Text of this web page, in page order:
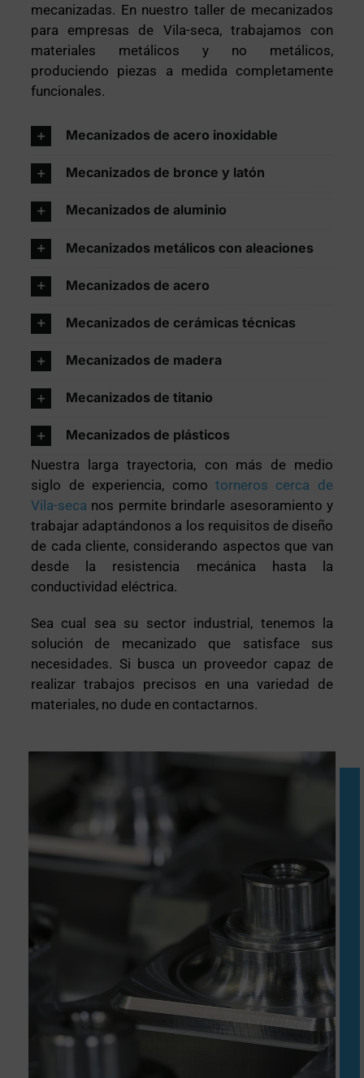
mecanizadas. En nuestro taller de mecanizados
para empresas de Vila-seca, trabajamos con
materiales metálicos y no metálicos,
produciendo piezas a medida completamente
funcionales.
Mecanizados de acero inoxidable
Mecanizados de bronce y latón
Mecanizados de aluminio
Mecanizados metálicos con aleaciones
Mecanizados de acero
Mecanizados de cerámicas técnicas
Mecanizados de madera
Mecanizados de titanio
Mecanizados de plásticos
Nuestra larga trayectoria, con más de medio
siglo de experiencia, como torneros cerca de
Vila-seca nos permite brindarle asesoramiento y
trabajar adaptándonos a los requisitos de diseño
de cada cliente, considerando aspectos que van
desde la resistencia mecánica hasta la
conductividad eléctrica.
Sea cual sea su sector industrial, tenemos la
solución de mecanizado que satisface sus
necesidades. Si busca un proveedor capaz de
realizar trabajos precisos en una variedad de
materiales, no dude en contactarnos.